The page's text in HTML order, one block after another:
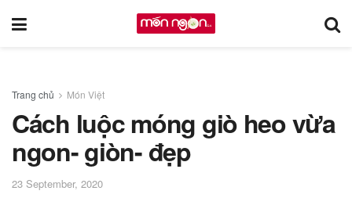
Trang chủ Món Việt
Cách luộc móng giò heo vừa
ngon- giòn- đẹp
23 September, 2020